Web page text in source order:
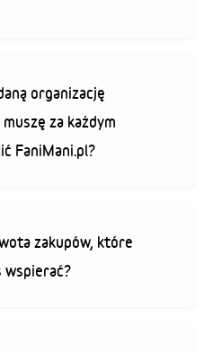
organizację
za każdym
FaniMani.pl?
zakupów, które
wspierać?